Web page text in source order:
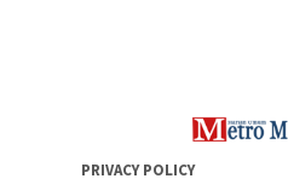
PRIVACY POLICY